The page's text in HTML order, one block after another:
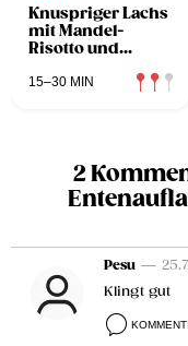
Knuspriger Lachs
mit Mandel-
Risotto und
Sauce
15–30 MIN
2
Pesu —
Klingt gut